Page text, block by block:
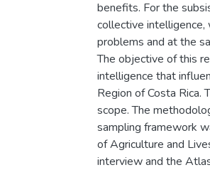
benefits. For the
collective
problems and at the
The objective of this
intelligence that
Region of Costa Rica.
scope. The
sampling framework
of Agriculture and
interview and the